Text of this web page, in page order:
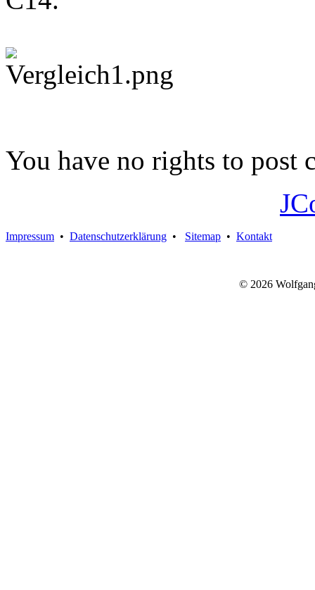
You have no rights to post
Impressum • Datenschutzerklärung • Sitemap • Kontakt
© 2026